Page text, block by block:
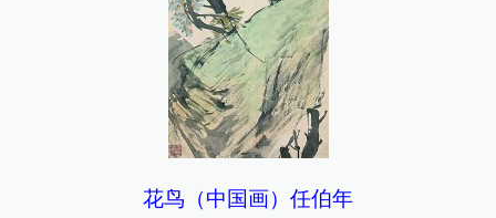
花鸟（中国画）任伯年